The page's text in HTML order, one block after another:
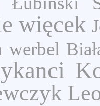
więcek
werbel